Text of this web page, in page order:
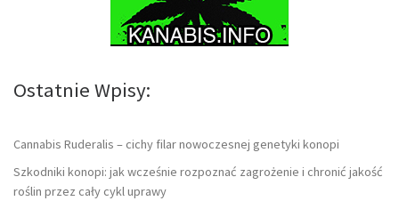
Ostatnie Wpisy:
Cannabis Ruderalis – cichy filar nowoczesnej genetyki konopi
Szkodniki konopi: jak wcześnie rozpoznać zagrożenie i chronić jakość
roślin przez cały cykl uprawy